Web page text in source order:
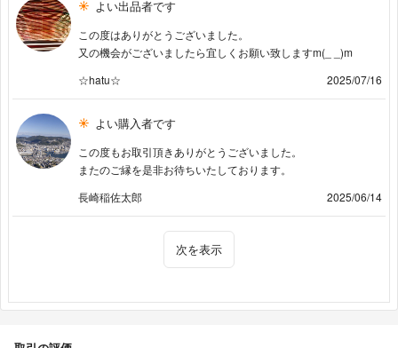
よい出品者です
この度はありがとうございました。
又の機会がございましたら宜しくお願い致しますm(_ _)m
☆hatu☆
2025/07/16
よい購入者です
この度もお取引頂きありがとうございました。
またのご縁を是非お待ちいたしております。
長崎稲佐太郎
2025/06/14
次を表示